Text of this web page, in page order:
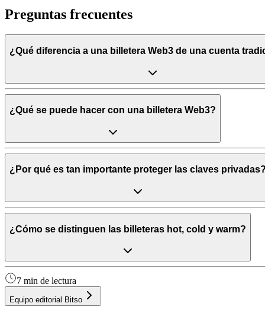
Preguntas frecuentes
¿Qué diferencia a una billetera Web3 de una cuenta
¿Qué se puede hacer con una billetera Web3?
¿Por qué es tan importante proteger las claves privadas?
¿Cómo se distinguen las billeteras hot, cold y warm?
7 min de lectura
Equipo editorial Bitso